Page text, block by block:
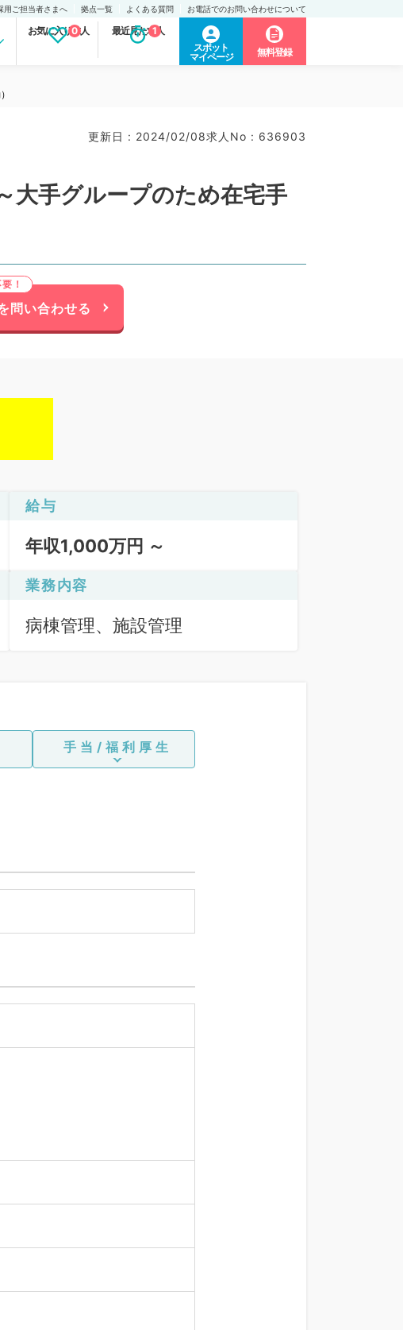
用ご担当者さまへ 拠点一覧 よくある質問 お電話でのお問い合わせについて
お気に入り求人
0 最近見た求人
1
スポット
マイページ
無料登録
更新日 : 2024/02/08求人No : 636903
大手グループのため在宅手
問い合わせる
給与
年収1,000万円 ～
業務内容
病棟管理、施設管理
手当/福利厚生